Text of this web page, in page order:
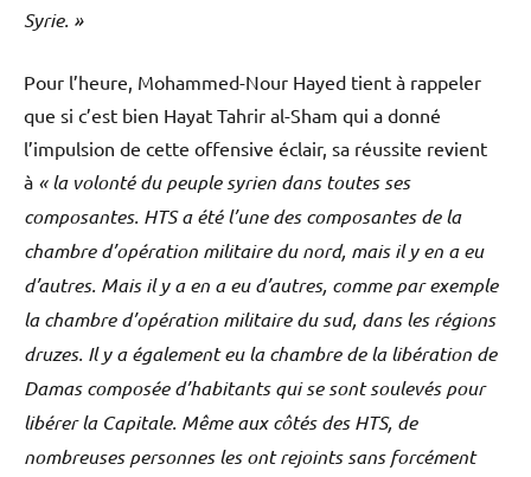
Syrie. »
Pour l’heure, Mohammed-Nour Hayed tient à rappeler
que si c’est bien Hayat Tahrir al-Sham qui a donné
l’impulsion de cette offensive éclair, sa réussite revient
à « la volonté du peuple syrien dans toutes ses
composantes. HTS a été l’une des composantes de la
chambre d’opération militaire du nord, mais il y en a eu
d’autres. Mais il y a en a eu d’autres, comme par exemple
la chambre d’opération militaire du sud, dans les régions
druzes. Il y a également eu la chambre de la libération de
Damas composée d’habitants qui se sont soulevés pour
libérer la Capitale. Même aux côtés des HTS, de
nombreuses personnes les ont rejoints sans forcément